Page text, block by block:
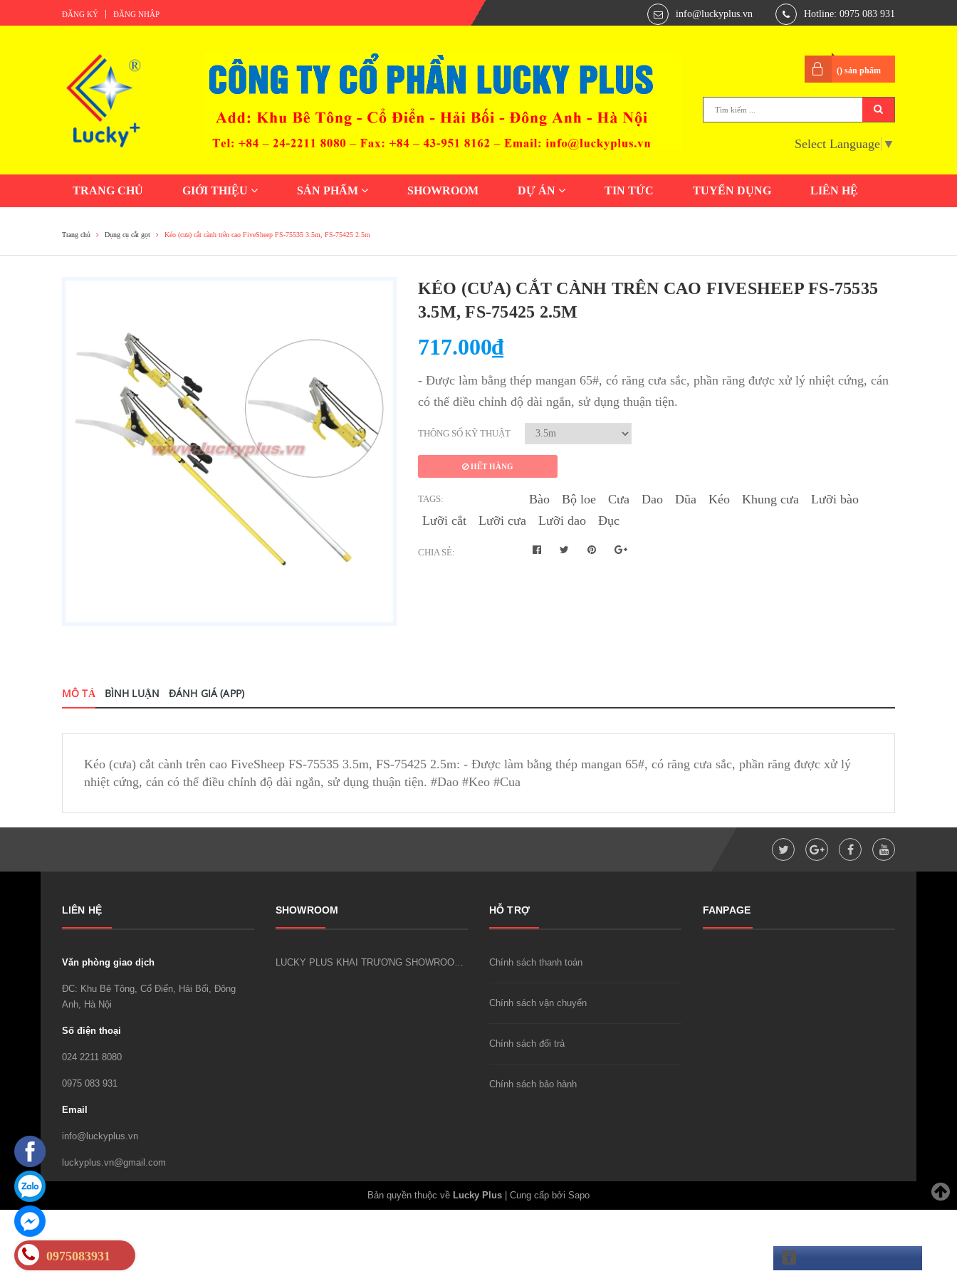
ĐĂNG KÝ ĐĂNG NHẬP info@luckyplus.vn Hotline: 0975 083 931
() sản phẩm
Select Language ▼
TRANG CHỦ GIỚI THIỆU SẢN PHẨM SHOWROOM DỰ ÁN TIN TỨC TUYỂN DỤNG LIÊN HỆ
Trang chủ Dụng cụ cắt gọt Kéo (cưa) cắt cành trên cao FiveSheep FS-75535 3.5m, FS-75425 2.5m
KÉO (CƯA) CẮT CÀNH TRÊN CAO FIVESHEEP FS-75535
3.5M, FS-75425 2.5M
717.000₫
- Được làm bằng thép mangan 65#, có răng cưa sắc, phần răng được xử lý nhiệt cứng, cán
có thể điều chỉnh độ dài ngắn, sử dụng thuận tiện.
THÔNG SỐ KỸ THUẬT
HẾT HÀNG
TAGS: Bào Bộ loe Cưa Dao Dũa Kéo Khung cưa
Lưỡi bào
Lưỡi cắt
Lưỡi cưa Lưỡi dao Đục
CHIA SẺ:
MÔ TẢ BÌNH LUẬN ĐÁNH GIÁ (APP)
Kéo (cưa) cắt cành trên cao FiveSheep FS-75535 3.5m, FS-75425 2.5m: - Được làm bằng thép mangan 65#, có răng cưa sắc, phần răng được xử lý
nhiệt cứng, cán có thể điều chỉnh độ dài ngắn, sử dụng thuận tiện. #Dao #Keo #Cua
LIÊN HỆ
Văn phòng giao dịch
ĐC: Khu Bê Tông, Cổ Điển, Hải Bối, Đông
Anh, Hà Nội
Số điện thoại
024 2211 8080
0975 083 931
Email
info@luckyplus.vn
luckyplus.vn@gmail.com
SHOWROOM HỖ TRỢ
Chính sách thanh toán
Chính sách vận chuyển
Chính sách đổi trả
Chính sách bảo hành
FANPAGE
Bản quyền thuộc về Lucky Plus Cung cấp bởi Sapo
0975083931